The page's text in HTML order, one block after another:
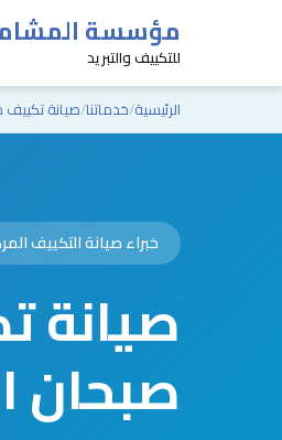
مؤسسة
للتكييف والتبريد
الرئيسية خدماتنا صيانة
خبراء صيانة التكييف
صيانة
صبحان